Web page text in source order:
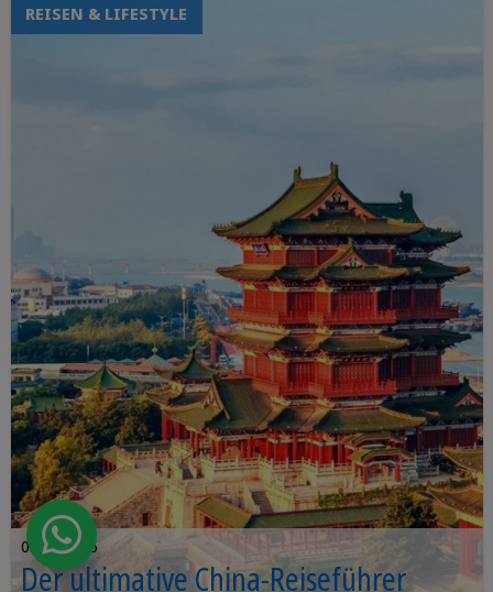
REISEN & LIFESTYLE
05.02.2026
Der ultimative China-Reiseführer